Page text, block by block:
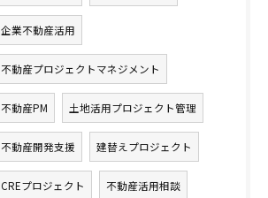
企業不動産活用
不動産プロジェクトマネジメント
不動産PM 土地活用プロジェクト管理
不動産開発支援 建替えプロジェクト
CREプロジェクト 不動産活用相談